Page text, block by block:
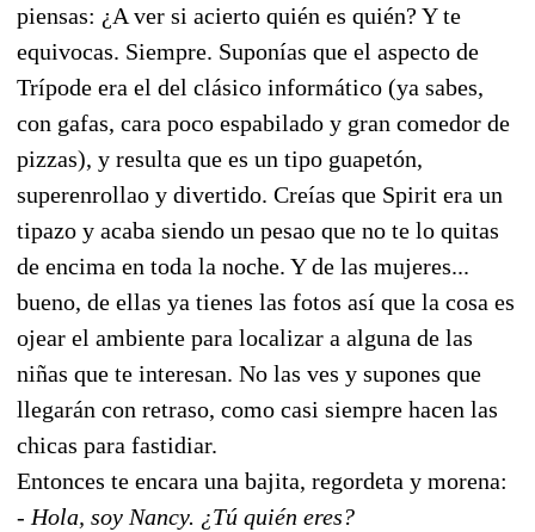
piensas: ¿A ver si acierto quién es quién? Y te
equivocas. Siempre. Suponías que el aspecto de
Trípode era el del clásico informático (ya sabes,
con gafas, cara poco espabilado y gran comedor de
pizzas), y resulta que es un tipo guapetón,
superenrollao y divertido. Creías que Spirit era un
tipazo y acaba siendo un pesao que no te lo quitas
de encima en toda la noche. Y de las mujeres...
bueno, de ellas ya tienes las fotos así que la cosa es
ojear el ambiente para localizar a alguna de las
niñas que te interesan. No las ves y supones que
llegarán con retraso, como casi siempre hacen las
chicas para fastidiar.
Entonces te encara una bajita, regordeta y morena:
- Hola, soy Nancy. ¿Tú quién eres?